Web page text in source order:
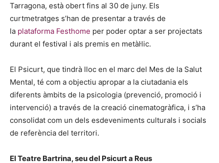
Tarragona, està obert fins al 30 de juny. Els
curtmetratges s’han de presentar a través de
la plataforma Festhome per poder optar a ser projectats
durant el festival i als premis en metàl·lic.
El Psicurt, que tindrà lloc en el marc del Mes de la Salut
Mental, té com a objectiu apropar a la ciutadania els
diferents àmbits de la psicologia (prevenció, promoció i
intervenció) a través de la creació cinematogràfica, i s’ha
consolidat com un dels esdeveniments culturals i socials
de referència del territori.
El Teatre Bartrina, seu del Psicurt a Reus